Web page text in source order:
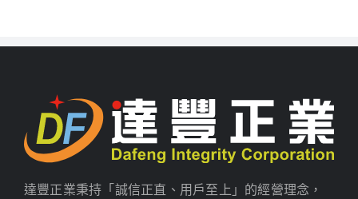
達豐正業秉持「誠信正直、用戶至上」的經營理念，